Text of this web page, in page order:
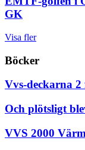
GK
Visa fler
Böcker
Vvs-deckarna 2
Och plötsligt
VVS 2000